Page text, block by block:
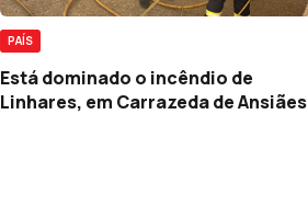
PAÍS
Está dominado o incêndio de
Linhares, em Carrazeda de Ansiães